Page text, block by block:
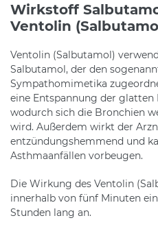
Wirkstoff
Ventolin
Ventolin (Salbutamol)
Salbutamol, der den
Sympathomimetika
eine Entspannung der
wodurch sich die Bronchien
wird. Außerdem wirkt der
entzündungshemmend und
Asthmaanfällen vorbeugen.
Die Wirkung des Ventolin
innerhalb von fünf Minuten
Stunden lang an.